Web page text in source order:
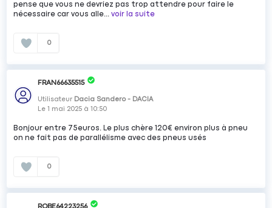
pense que vous ne devriez pas trop attendre pour faire le
nécessaire car vous alle...voir la suite
0
FRAN66635515
Utilisateur Dacia Sandero - DACIA
Le1 mai 2025 à10:50
Bonjour entre 75euros. Le plus chère 120€ environ plus à pneu
on ne fait pas de parallélisme avec des pneus usés
0
ROBE64223256